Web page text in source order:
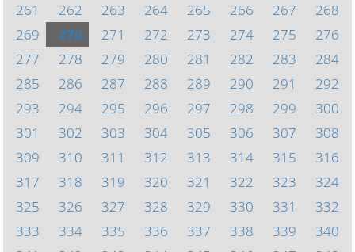
261
262 263 264 265 266 267
268
269
270 271 272 273 274 275
276
277
278 279 280 281 282 283
284
285
286 287 288 289 290 291
292
293
294 295 296 297 298 299
300
301
302 303 304 305 306 307
308
309
310 311 312 313 314 315
316
317
318 319 320 321 322 323
324
325
326 327 328 329 330 331
332
333
334 335 336 337 338 339
340